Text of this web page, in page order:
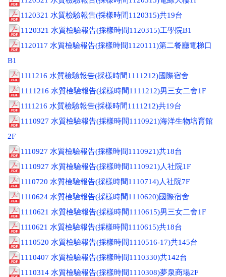
1120321 水質檢驗報告(採樣時間1120315)共19台
1120321 水質檢驗報告(採樣時間1120315)工學院B1
1120117 水質檢驗報告(採樣時間1120111)第二餐廳電梯口
B1
1111216 水質檢驗報告(採樣時間1111212)國際宿舍
1111216 水質檢驗報告(採樣時間1111212)男三女二舍1F
1111216 水質檢驗報告(採樣時間1111212)共19台
1110927 水質檢驗報告(採樣時間1110921)海洋生物培育館
2F
1110927 水質檢驗報告(採樣時間1110921)共18台
1110927 水質檢驗報告(採樣時間1110921)人社院1F
1110720 水質檢驗報告(採樣時間1110714)人社院7F
1110624 水質檢驗報告(採樣時間1110620)國際宿舍
1110621 水質檢驗報告(採樣時間1110615)男三女二舍1F
1110621 水質檢驗報告(採樣時間1110615)共18台
1110520 水質檢驗報告(採樣時間1110516-17)共145台
1110407 水質檢驗報告(採樣時間1110330)共142台
1110314 水質檢驗報告(採樣時間1110308)夢泉商場2F